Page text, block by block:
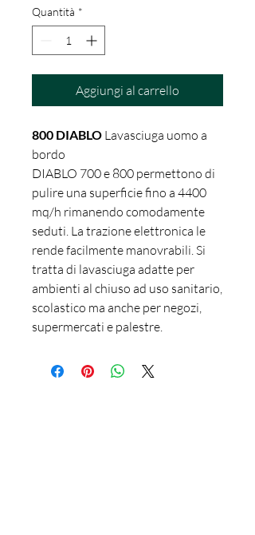
Quantità *
Aggiungi al carrello
800 DIABLO Lavasciuga uomo a
bordo
DIABLO 700 e 800 permettono di
pulire una superficie fino a 4400
mq/h rimanendo comodamente
seduti. La trazione elettronica le
rende facilmente manovrabili. Si
tratta di lavasciuga adatte per
ambienti al chiuso ad uso sanitario,
scolastico ma anche per negozi,
supermercati e palestre.